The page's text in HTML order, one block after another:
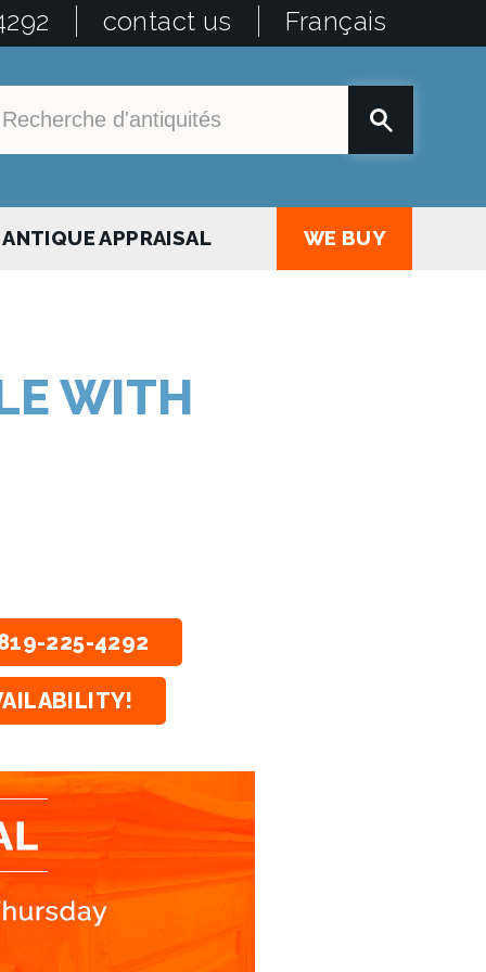
contact us Français
ANTIQUE APPRAISAL WE BUY
WITH
225-4292